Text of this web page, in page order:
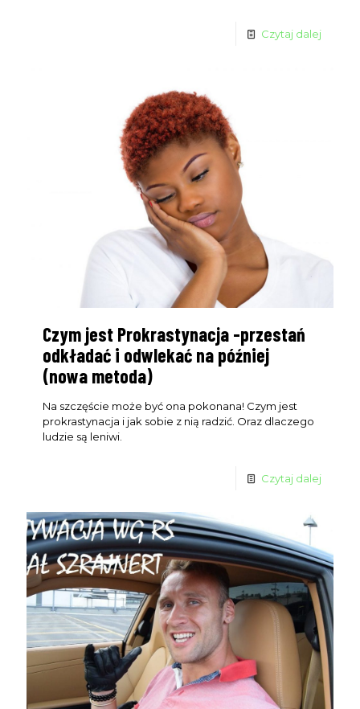
Czytaj dalej
Czym jest Prokrastynacja -przestań
odkładać i odwlekać na później
(nowa metoda)
Na szczęście może być ona pokonana! Czym jest
prokrastynacja i jak sobie z nią radzić. Oraz dlaczego
ludzie są leniwi.
Czytaj dalej